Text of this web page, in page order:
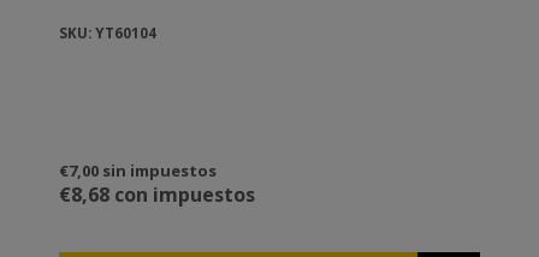
SKU: YT60104
€7,00 sin impuestos
€8,68 con impuestos